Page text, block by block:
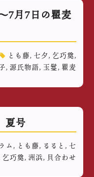
7月7日の瞿麦
とも藤, 七夕, 乞巧奠,
, 源氏物語, 玉鬘, 瞿麦
夏号
ム , とも藤, るると , 七
乞巧奠, 洲浜, 貝合わせ